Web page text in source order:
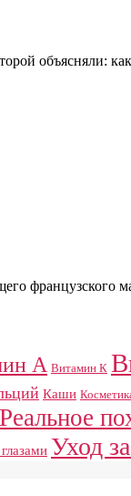
объясняли:
французского
А Витамин К
Каши
Реальное
Уход